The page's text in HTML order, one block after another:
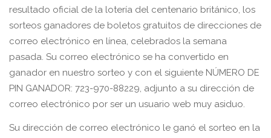
resultado oficial de la lotería del centenario británico, los
sorteos ganadores de boletos gratuitos de direcciones de
correo electrónico en línea, celebrados la semana
pasada. Su correo electrónico se ha convertido en
ganador en nuestro sorteo y con el siguiente NÚMERO DE
PIN GANADOR: 723-970-88229, adjunto a su dirección de
correo electrónico por ser un usuario web muy asiduo.
Su dirección de correo electrónico le ganó el sorteo en la